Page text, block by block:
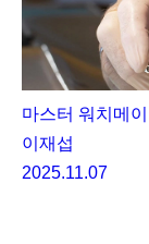
마스터 워치메
이재섭
2025.11.07